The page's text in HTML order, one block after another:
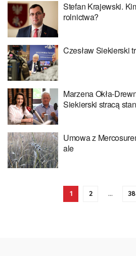
Stefan Krajewski.
rolnictwa?
Czesław Siekierski
Marzena Okła-
Siekierski stracą
Umowa z
ale
1 2 … 38